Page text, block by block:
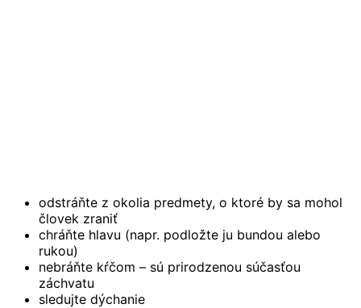
odstráňte z okolia predmety, o ktoré by sa mohol
človek zraniť
chráňte hlavu (napr. podložte ju bundou alebo
rukou)
nebráňte kŕčom – sú prirodzenou súčasťou
záchvatu
sledujte dýchanie